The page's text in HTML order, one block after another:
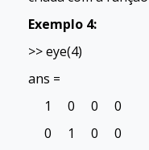
Exemplo 4:
>> eye(4)
ans =
1 0 0 0
0 1 0 0